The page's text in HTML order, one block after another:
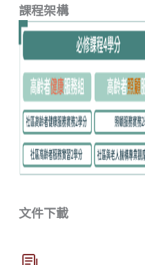
課程架構
文件下載